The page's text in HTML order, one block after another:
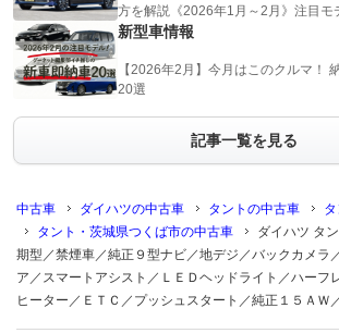
方を解説《2026年1月～2月》注目
新型車情報
【2026年2月】今月はこのクルマ！
20選
記事一覧を見る
中古車 ダイハツの中古車 タントの中古車
タント・茨城県つくば市の中古車
ダイハツ タ
期型／禁煙車／純正９型ナビ／地デジ／バックカメラ
ア／スマートアシスト／ＬＥＤヘッドライト／ハーフ
ヒーター／ＥＴＣ／プッシュスタート／純正１５ＡＷ